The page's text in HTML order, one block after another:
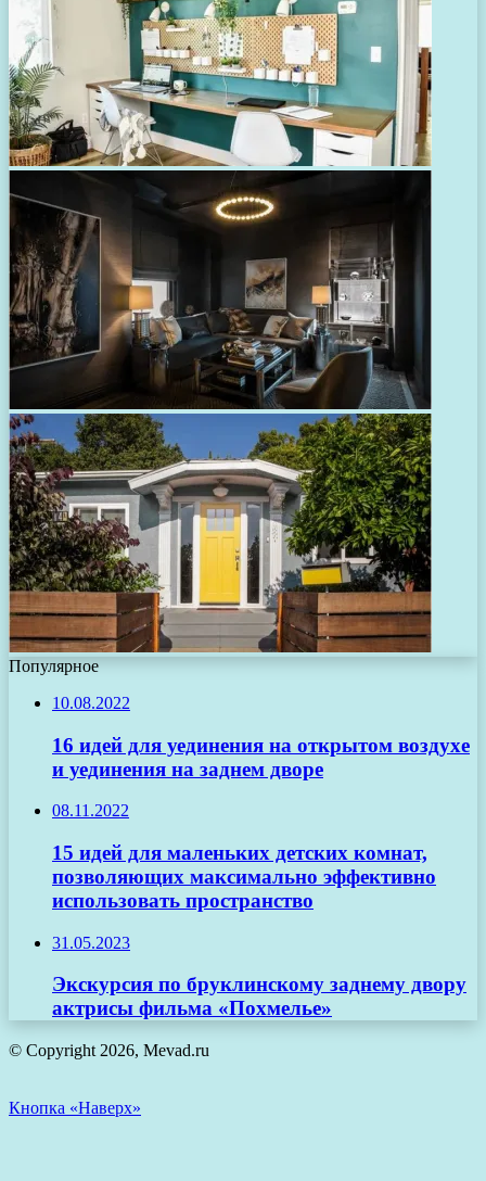
Популярное
10.08.2022
16 идей для уединения на открытом воздухе
и уединения на заднем дворе
08.11.2022
15 идей для маленьких детских комнат,
позволяющих максимально эффективно
использовать пространство
31.05.2023
Экскурсия по бруклинскому заднему двору
актрисы фильма «Похмелье»
© Copyright 2026, Mevad.ru
Кнопка «Наверх»